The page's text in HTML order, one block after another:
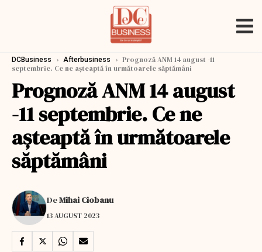
DCBusiness › Afterbusiness › Prognoză ANM 14 august -11
septembrie. Ce ne aşteaptă în următoarele săptămâni
Prognoză ANM 14 august
-11 septembrie. Ce ne
aşteaptă în următoarele
săptămâni
DeMihai Ciobanu
13 AUGUST 2023